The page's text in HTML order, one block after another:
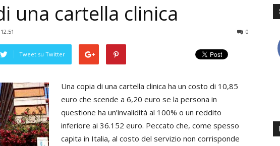
una cartella clinica
0
Tweet su Twitter
Una copia di una cartella clinica ha un costo di 10,85
euro che scende a 6,20 euro se la persona in
questione ha un’invalidità al 100% o un reddito
inferiore ai 36.152 euro. Peccato che, come spesso
capita in Italia, al costo del servizio non corrisponde